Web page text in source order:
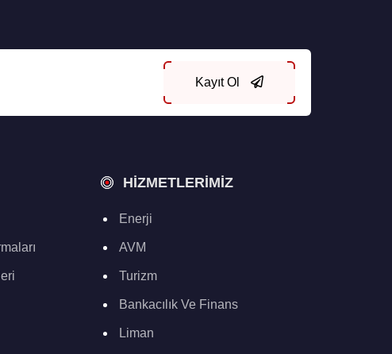
Kayıt Ol
HIZMETLERIMIZ
Enerji
AVM
Turizm
Bankacılık Ve Finans
Liman